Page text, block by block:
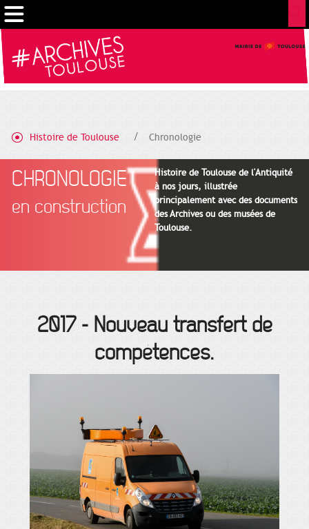
Histoire de Toulouse Chronologie
CHRONOLOGIE
en construction
Histoire de Toulouse de l'Antiquité
à nos jours, illustrée
principalement avec des documents
des Archives ou des musées de
Toulouse.
2017- Nouveau transfert de
compétences.
Gestion de vos préférences sur les cookies